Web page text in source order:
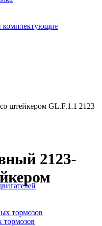
комплектующие
тормозов
тормозов
штейкером GL.F.1.1 2123
2123-